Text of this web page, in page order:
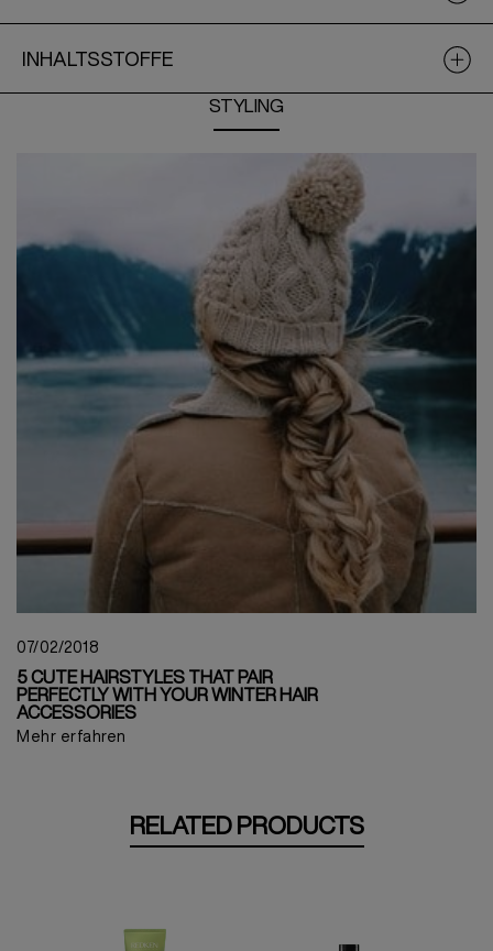
INHALTSSTOFFE
STYLING
07/02/2018
5 CUTE HAIRSTYLES THAT PAIR
PERFECTLY WITH YOUR WINTER HAIR
ACCESSORIES
Mehr erfahren
RELATED PRODUCTS